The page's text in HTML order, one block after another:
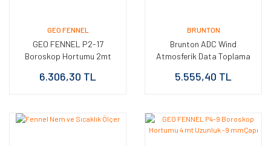
GEO FENNEL
GEO FENNEL P2-17
Boroskop Hortumu 2mt
6.306,30 TL
BRUNTON
Brunton ADC Wind
Atmosferik Data Toplama
5.555,40 TL